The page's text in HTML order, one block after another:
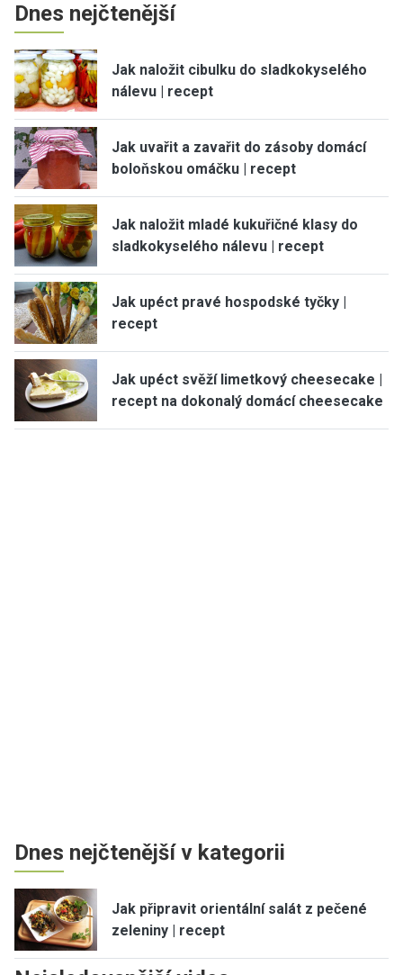
Dnes nejčtenější
Jak naložit cibulku do sladkokyselého
nálevu | recept
Jak uvařit a zavařit do zásoby domácí
boloňskou omáčku | recept
Jak naložit mladé kukuřičné klasy do
sladkokyselého nálevu | recept
Jak upéct pravé hospodské tyčky |
recept
Jak upéct svěží limetkový cheesecake |
recept na dokonalý domácí cheesecake
Dnes nejčtenější v kategorii
Jak připravit orientální salát z pečené
zeleniny | recept